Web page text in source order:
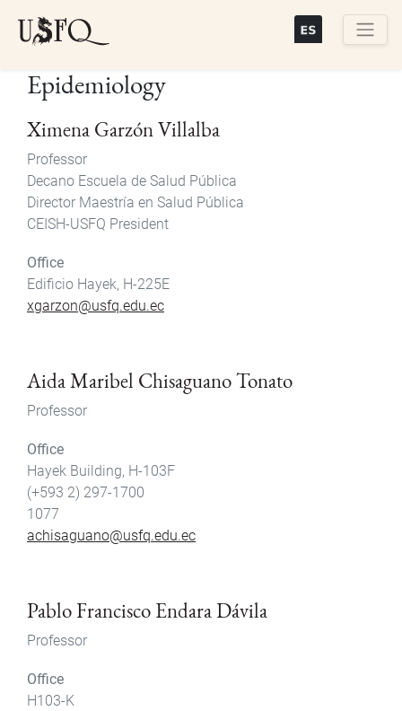
Epidemiology
Ximena Garzón Villalba
Professor
Decano Escuela de Salud Pública
Director Maestría en Salud Pública
CEISH-USFQ President
Office
Edificio Hayek, H-225E
xgarzon@usfq.edu.ec
Aida Maribel Chisaguano Tonato
Professor
Office
Hayek Building, H-103F
(+593 2) 297-1700
1077
achisaguano@usfq.edu.ec
Pablo Francisco Endara Dávila
Professor
Office
H103-K